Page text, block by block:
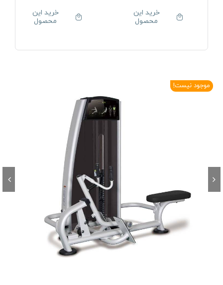
خرید این
محصول
خرید این
محصول
موجود نیست!